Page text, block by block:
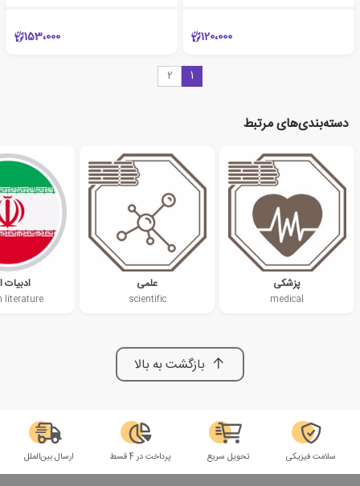
120،000 153،000
1
2
دسته‌بندی‌های مرتبط
پزشکی
medical
علمی
scientific
ادبیات
literature
بازگشت به بالا
سلامت فیزیکی تحویل سریع پرداخت در 4 قسط ارسال بین‌الملل